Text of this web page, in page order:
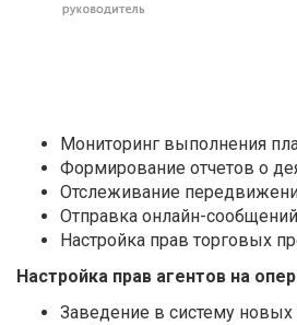
Мониторинг выполнения
Формирование отчетов о
Отслеживание
Отправка онлайн-
Настройка прав торговых
Настройка прав агентов на
Заведение в систему новых